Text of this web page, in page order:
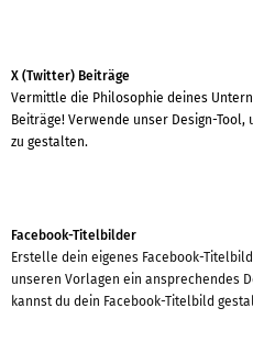
X (Twitter) Beiträge
Vermittle die Philosophie deines
Beiträge! Verwende unser Design-
zu gestalten.
Facebook-Titelbilder
Erstelle dein eigenes Facebook-
unseren Vorlagen ein ansprechendes
kannst du dein Facebook-Titelbild